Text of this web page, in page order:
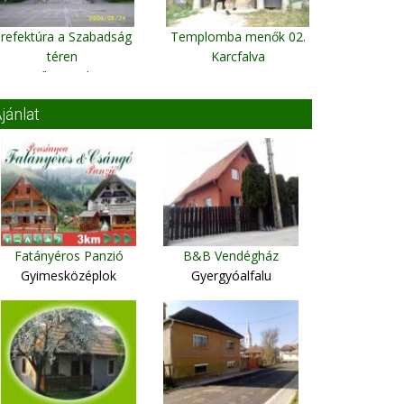
a Szabadság
téren
Csíkszereda
Templomba menők 02.
Karcfalva
Fatányéros Panzió
Gyimesközéplok
B&B Vendégház
Gyergyóalfalu